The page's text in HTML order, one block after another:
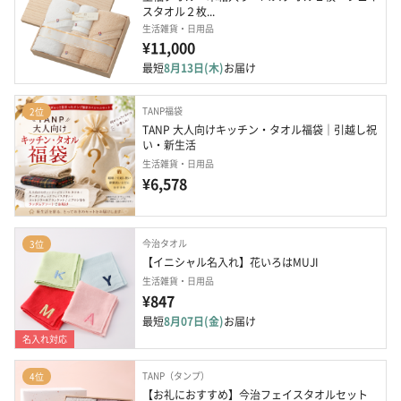
スタオル２枚...
生活雑貨・日用品
¥11,000
最短8月13日(木)お届け
2位 TANP福袋
TANP 大人向けキッチン・タオル福袋｜引越し祝
い・新生活
生活雑貨・日用品
¥6,578
3位
名入れ対応
今治タオル
【イニシャル名入れ】花いろはMUJI
生活雑貨・日用品
¥847
最短8月07日(金)お届け
4位 TANP（タンプ）
【お礼におすすめ】今治フェイスタオルセット